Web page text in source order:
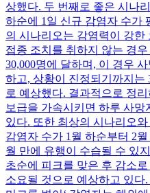
상했다. 두 번째로 좋은 시나
하순에 1일 신규 감염자 수가
의 시나리오는 감염력이 강한
접종 조치를 취하지 않는 경
30,000명에 달하며, 이 경우
하고, 상황이 진정되기까지는
로 예상했다. 결과적으로 정
보급을 가속시키면 하루 사망
있다. 또한 최상의 시나리오
감염자 수가 1월 하순부터 2
월 만에 유행이 수습될 수 있
초순에 피크를 맞은 후 감소
소요될 것으로 예상하고 있다